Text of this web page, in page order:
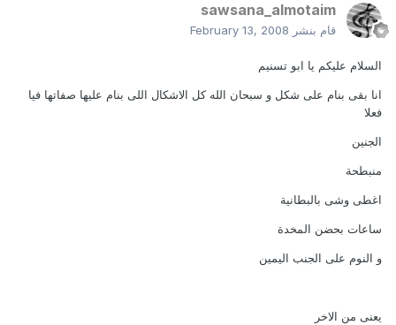
sawsana_almotaim
قام بنشر February 13, 2008
السلام عليكم يا ابو تسنيم
انا بقى بنام على شكل و سبحان الله كل الاشكال اللى بنام عليها صفاتها فيا
فعلا
الجنين
منبطحة
اغطى وشى بالبطانية
ساعات بحضن المخدة
و النوم على الجنب اليمين
يعنى من الاخر